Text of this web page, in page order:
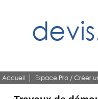
Accueil Espace Pro / Créer